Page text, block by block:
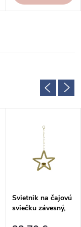
Svietnik na čajovú
sviečku závesný,